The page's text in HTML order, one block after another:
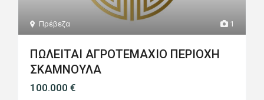
1
Πρέβεζα
ΠΩΛΕΙΤΑΙ ΑΓΡΟΤΕΜΑΧΙΟ ΠΕΡΙΟΧΗ
ΣΚΑΜΝΟΥΛΑ
100.000 €